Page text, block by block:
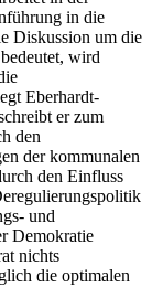
in die
Diskussion um die
wird
Eberhardt-
er zum
den
der kommunalen
den Einfluss
und
Demokratie
nichts
die optimalen